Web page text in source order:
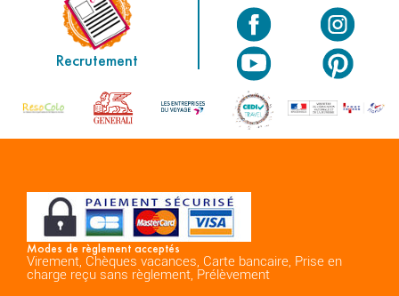
Recrutement
Modes de règlement acceptés
Virement, Chèques vacances, Carte bancaire, Prise en
charge reçu sans règlement, Prélèvement